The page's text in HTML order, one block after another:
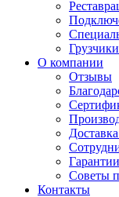
О компании
Отзывы
Гарантии
Советы
Контакты